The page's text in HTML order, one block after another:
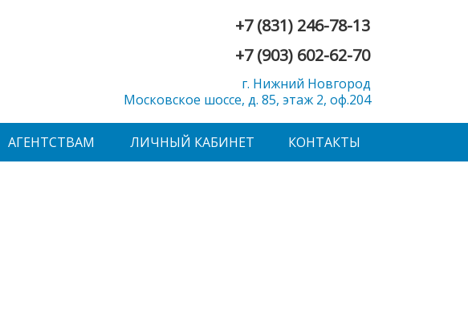
+7 (831) 246-78-13
+7 (903) 602-62-70
г. Нижний Новгород
Московское шоссе, д. 85, этаж 2, оф.204
АГЕНТСТВАМ ЛИЧНЫЙ КАБИНЕТ КОНТАКТЫ